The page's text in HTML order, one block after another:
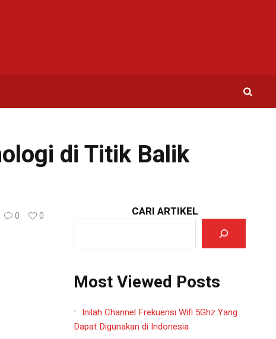
di Titik Balik
0 0 CARI ARTIKEL
Most Viewed Posts
Inilah Channel Frekuensi Wifi 5Ghz Yang
Dapat Digunakan di Indonesia